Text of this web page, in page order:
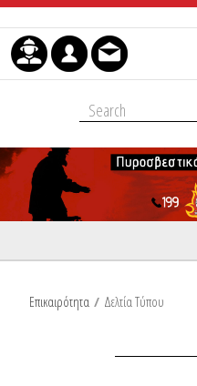
Μετάβαση στο περιεχόμενο
Επικαιρότητα / Δελτία Τύπου